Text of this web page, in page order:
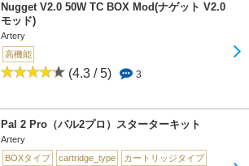
Nugget V2.0 50W TC BOX Mod(ナゲット V2.0
モッド)
Artery
高機能
(4.3 / 5) 3
Pal 2 Pro（パル2プロ）スターターキット
Artery
BOXタイプ
cartridge_type カートリッジタイプ